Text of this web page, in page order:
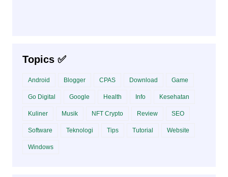
Topics ✅
Android Blogger CPAS Download Game
Go Digital Google Health Info Kesehatan
Kuliner Musik NFT Crypto Review SEO
Software Teknologi Tips Tutorial Website
Windows